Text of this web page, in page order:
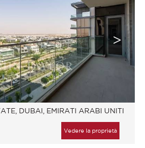
DUBAI, EMIRATI ARABI UNITI
Vedere la proprietà